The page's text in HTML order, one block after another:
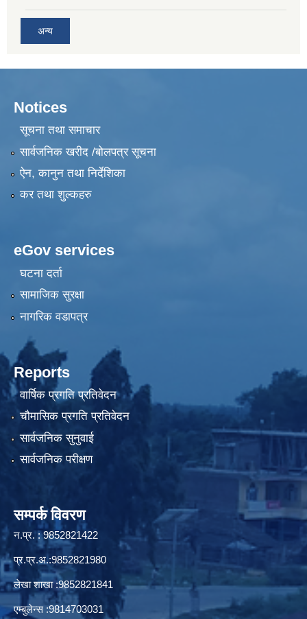
अन्य
Notices
सूचना तथा समाचार
सार्वजनिक खरीद /बोलपत्र सूचना
ऐन, कानुन तथा निर्देशिका
कर तथा शुल्कहरु
eGov services
घटना दर्ता
सामाजिक सुरक्षा
नागरिक वडापत्र
Reports
वार्षिक प्रगति प्रतिवेदन
चौमासिक प्रगति प्रतिवेदन
सार्वजनिक सुनुवाई
सार्वजनिक परीक्षण
सम्पर्क विवरण
न.प्र. : 9852821422
प्र.प्र.अ.:9852821980
लेखा शाखा :9852821841
एम्बुलेन्स :9814703031